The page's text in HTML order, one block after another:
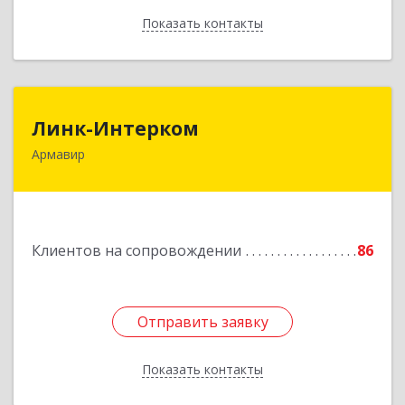
Показать контакты
Назад
Линк-Интерком
Армавир
Клиентов на сопровождении 86
Отправить заявку
Показать контакты
Подробнее
Отправить заявку
Назад